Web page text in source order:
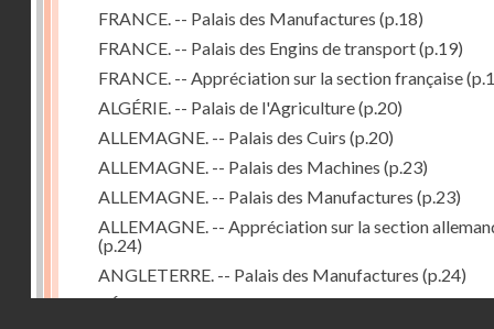
FRANCE. -- Palais des Manufactures (p.18)
FRANCE. -- Palais des Engins de transport(p.19)
FRANCE. -- Appréciation sur la section française
ALGÉRIE. -- Palais de l'Agriculture(p.20)
ALLEMAGNE. -- Palais des Cuirs (p.20)
ALLEMAGNE. -- Palais des Machines (p.23)
ALLEMAGNE. -- Palais des Manufactures (p.23)
ALLEMAGNE. -- Appréciation sur la section
(p.24)
ANGLETERRE. -- Palais des Manufactures (p.24)
RÉPUBLIQUE ARGENTINE. -- Palais de